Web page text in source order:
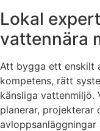
Lokal
vattennära
Att bygga ett enskilt
kompetens, rätt
känsliga vattenmiljö.
planerar, projekterar